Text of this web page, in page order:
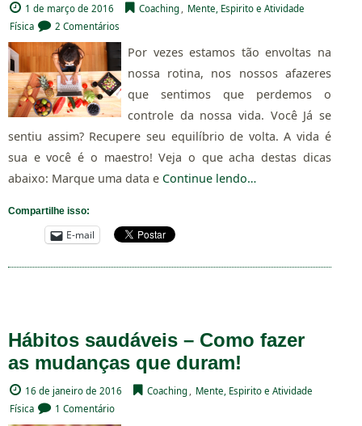
1 de março de 2016 Coaching
Mente, Espirito e Atividade
Física
2 Comentários
Por vezes estamos tão envoltas na
nossa rotina, nos nossos afazeres
que sentimos que perdemos o
controle da nossa vida. Você Já se
sentiu assim? Recupere seu equilíbrio de volta. A vida é
sua e você é o maestro! Veja o que acha destas dicas
abaixo: Marque uma data e Continue lendo…
Compartilhe isso:
E-mail
Hábitos saudáveis – Como fazer
as mudanças que duram!
16 de janeiro de 2016 Coaching , Mente, Espirito e Atividade
Física
1 Comentário